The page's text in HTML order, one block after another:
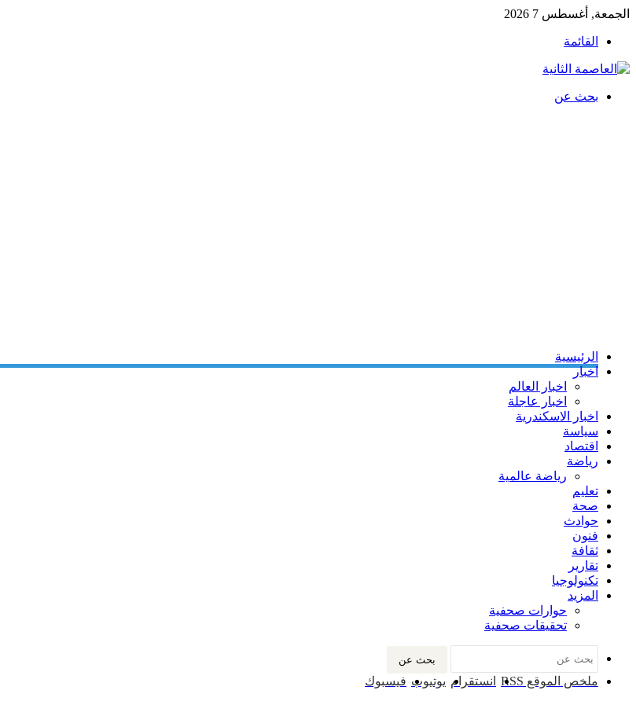
الجمعة, أغسطس 7 2026
القائمة
بحث عن
الرئيسية
اخبار
اخبار العالم
اخبار عاجلة
اخبار الاسكندرية
سياسة
اقتصاد
رياضة
رياضة عالمية
تعليم
صحة
حوادث
فنون
ثقافة
تقارير
تكنولوجيا
المزيد
حوارات صحفية
تحقيقات صحفية
بحث عن
ملخص الموقع RSS انستقرام يوتيوب فيسبوك